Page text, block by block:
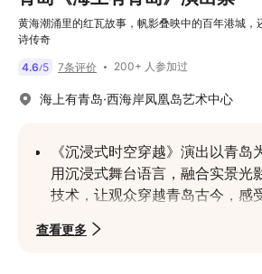
黄海潮涌里的红瓦故事，帆影叠映中的百年港城，
诗传奇
4.6/5 7条评价 200+ 人参加过
海上有青岛·西海岸凤凰岛艺术中心
《沉浸式时空穿越》演出以青岛
用沉浸式舞台语言，融合实景光
技术，让观众穿越青岛古今，感
《海洋元素交融》海浪音效贯穿
查看更多